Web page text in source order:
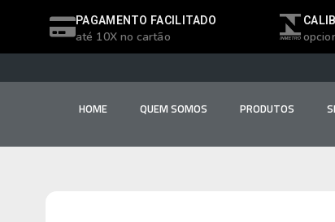
PAGAMENTO FACILITADO
até 10X no cartão
HOME QUEM SOMOS PRODUTOS